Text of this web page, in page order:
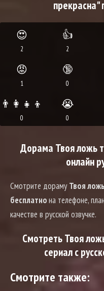
прекрасна"
😍
2
👍
2
😡
1
🔞
0
👨‍👩‍👧‍👦
0
😭
0
Дорама Твоя ложь
онлайн
Смотрите дорамуТвоя
бесплатнона телефоне,
качестве в русской озвучке.
Смотреть Твоя
сериал с
Смотрите также: